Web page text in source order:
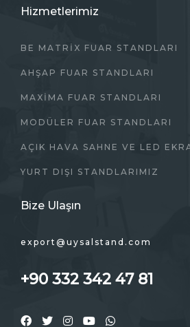
Hizmetlerimiz
BE MATRİX FUAR STANDLARI
AHŞAP FUAR STANDLARI
MAXIMA FUAR STANDLARI
MODÜLER FUAR STANDLARI
AÇIK HAVA SAHNE VE LED
YURT DIŞI STANDLARIMIZ
Bize Ulaşın
export@uysalstand.com
+90 332 342 47 81